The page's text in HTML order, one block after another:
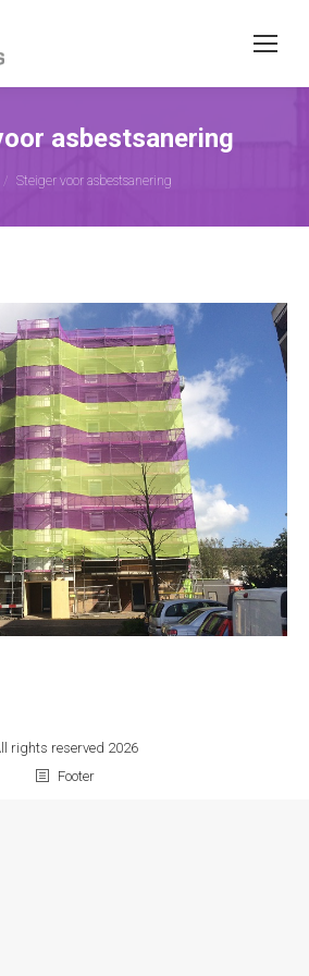
asbestsanering
hier:
Steiger voor asbestsanering
rights reserved 2026
Footer